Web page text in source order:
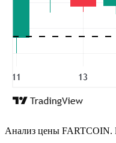
Анализ цены FARTCOIN.